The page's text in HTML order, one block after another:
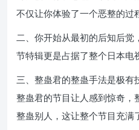
不仅让你体验了一个恶整的过
二、你开始从最初的后知后觉
节特辑更是占据了整个日本电
三、整蛊君的整蛊手法是极有
整蛊君的节目让人感到惊奇，
整蛊别人，这让整个节目充满